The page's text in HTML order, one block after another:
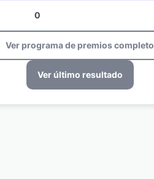
0
Ver programa de premios completo
Ver último resultado